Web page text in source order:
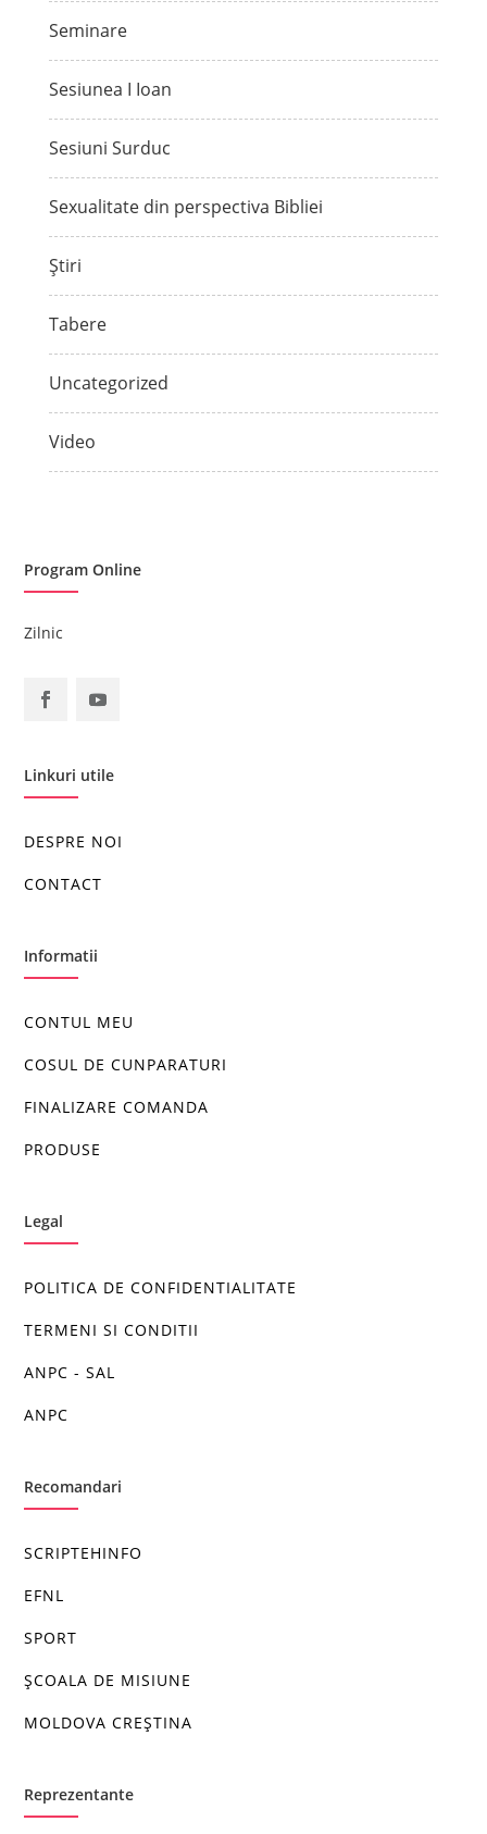
Seminare
Sesiunea I Ioan
Sesiuni Surduc
Sexualitate din perspectiva Bibliei
Știri
Tabere
Uncategorized
Video
Program Online
Zilnic
Linkuri utile
DESPRE NOI
CONTACT
Informatii
CONTUL MEU
COSUL DE CUNPARATURI
FINALIZARE COMANDA
PRODUSE
Legal
POLITICA DE CONFIDENTIALITATE
TERMENI SI CONDITII
ANPC - SAL
ANPC
Recomandari
SCRIPTEHINFO
EFNL
SPORT
ȘCOALA DE MISIUNE
MOLDOVA CREȘTINA
Reprezentante